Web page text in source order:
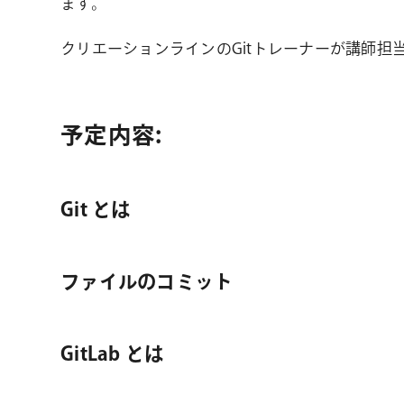
ます。
クリエーションラインのGitトレーナーが講師担
予定内容:
Git とは
ファイルのコミット
GitLab とは